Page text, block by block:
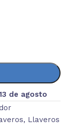
de agosto
, Llaveros